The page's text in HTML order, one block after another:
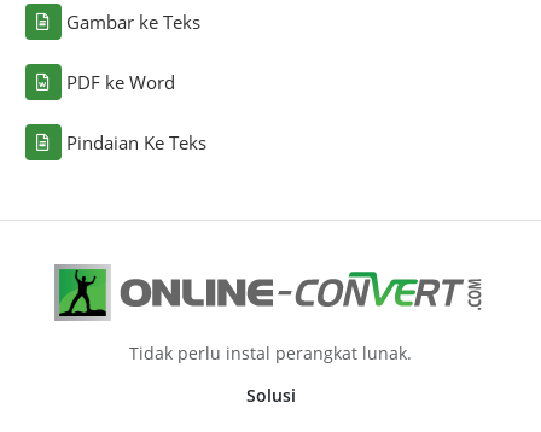
Gambar ke Teks
PDF ke Word
Pindaian Ke Teks
Tidak perlu instal perangkat lunak.
Solusi